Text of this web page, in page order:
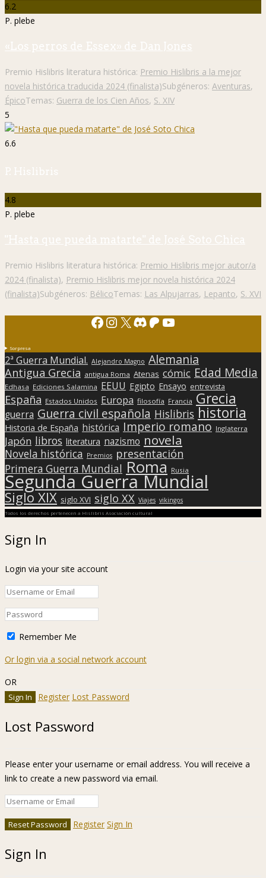
6.2
P. plebe
«Los perros de Essex» de Dan Jones
Premio Hislibris literatura histórica: Premio Hislibris a la mejor
novela histórica traducida 2024 (finalista)Subgéneros: Aventuras,
ÉpicoTemas: Guerra de los Cien Años, S. XIV
5
6.6
P. Hislibris
4.8
P. plebe
"Hasta que pueda matarte" de José Soto Chica
Premio Hislibris literatura histórica: Premio Hislibris mejor autor/a
2024 (finalista), Premio Hislibris mejor novela histórica 2024
(finalista)Subgéneros: BélicoTemas: Las Alpujarras, Lepanto, S. XVI
Facebook
Instagram
X Discord
Patreon
YouTube
Sorpresa
2ª Guerra Mundial. Alejandro Magno Alemania
Antigua Grecia antigua Roma Atenas cómic Edad Media
Edhasa Ediciones Salamina EEUU Egipto Ensayo entrevista
España Estados Unidos Europa filosofía Francia Grecia
guerra Guerra civil española Hislibris historia
Historia de España histórica Imperio romano Inglaterra
Japón libros literatura nazismo novela
Novela histórica Premios presentación
Primera Guerra Mundial Roma Rusia
Segunda Guerra Mundial
Siglo XIX siglo XVI siglo XX Viajes vikingos
Todos los derechos pertenecen a Hislibris Asociación cultural
Sign In
Login via your site account
Remember Me
Or login via a social network account
OR
Register Lost Password
Lost Password
Please enter your username or email address. You will receive a
link to create a new password via email.
Register Sign In
Sign In